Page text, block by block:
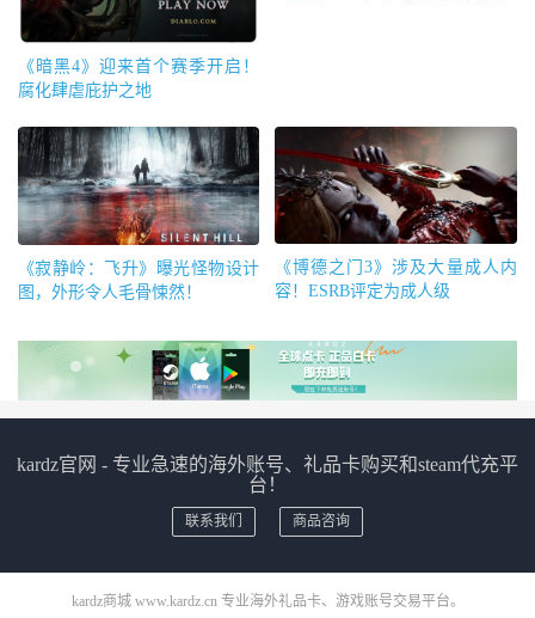
《暗黑4》迎来首个赛季开启！
腐化肆虐庇护之地
《寂静岭：飞升》曝光怪物设计
图，外形令人毛骨悚然！
《博德之门3》涉及大量成人内
容！ESRB评定为成人级
kardz官网 - 专业急速的海外账号、礼品卡购买和steam代充平
台！
联系我们 商品咨询
kardz商城 www.kardz.cn 专业海外礼品卡、游戏账号交易平台。